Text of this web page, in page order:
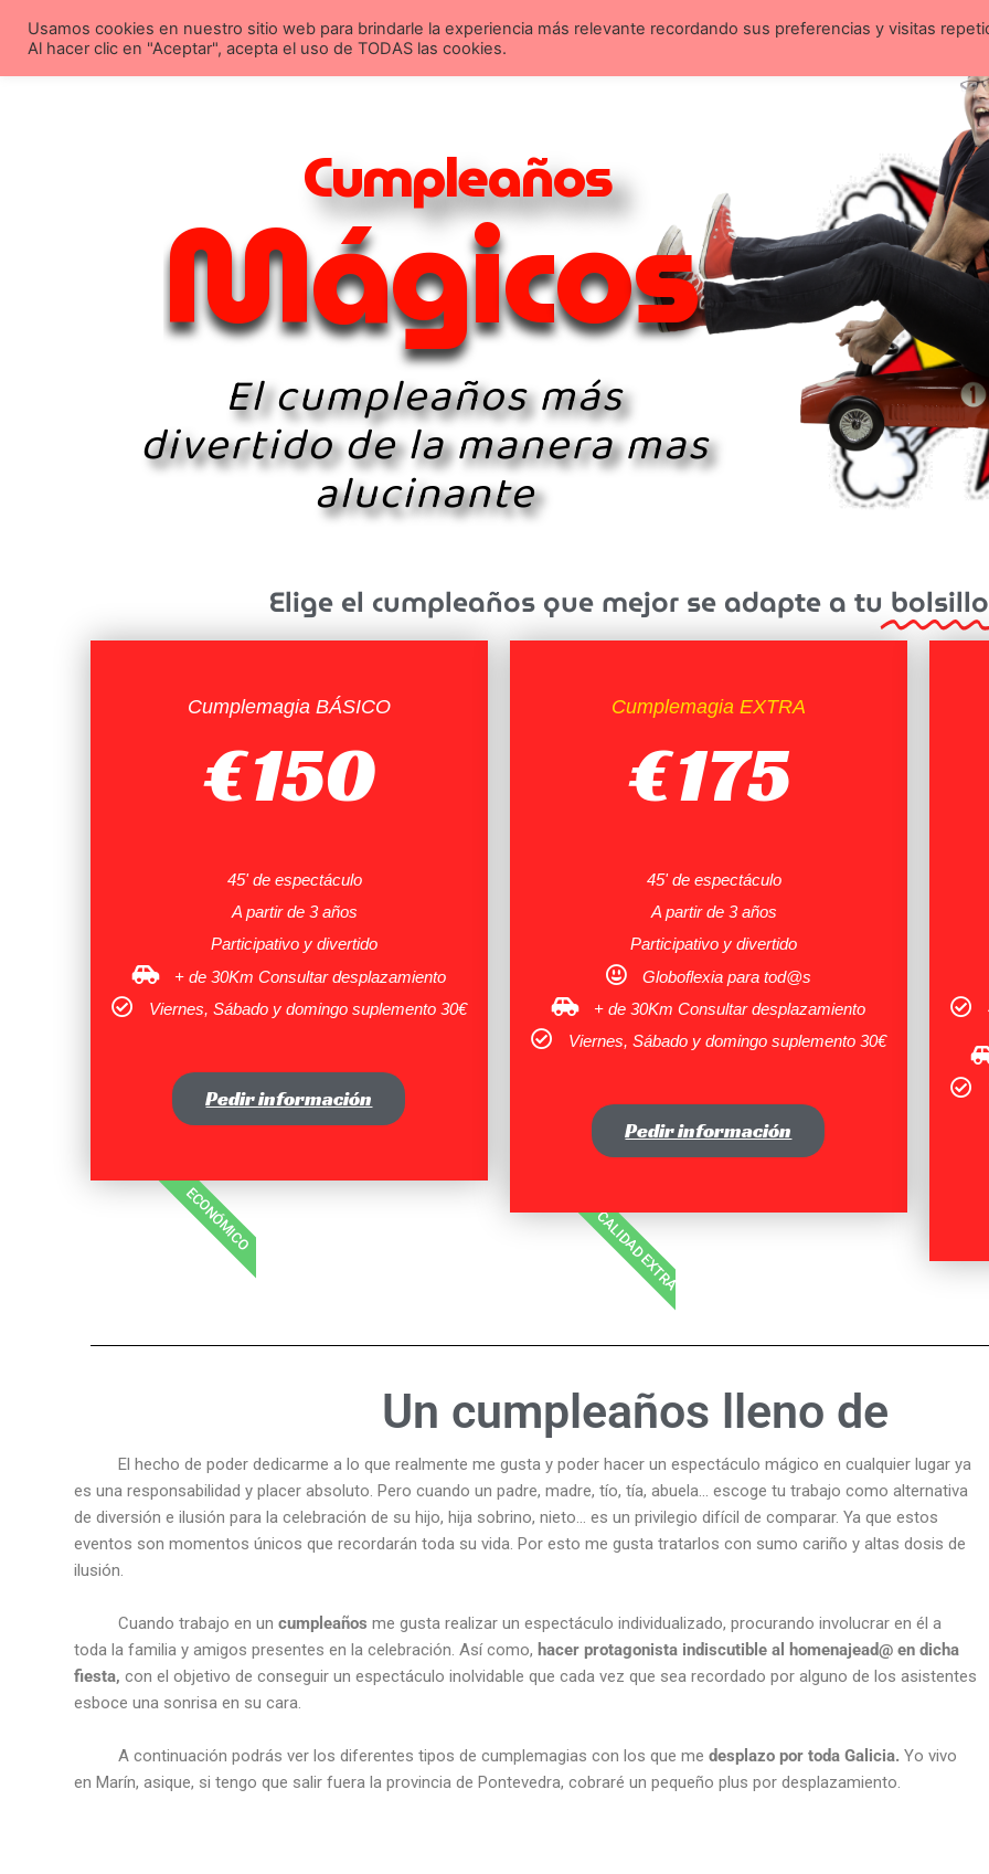
Click aquí para llamar Inicio Espectáculos Magia educativa
Mágicos
Cumpleaños
El cumpleaños más
divertido de la manera mas
alucinante
Elige el cumpleaños que mejor se adapte a tu bolsillo
Cumplemagia BÁSICO
€150
45' de espectáculo
A partir de 3 años
Participativo y divertido
+ de 30Km Consultar desplazamiento
Viernes, Sábado y domingo suplemento 30€
Pedir información
ECONÓMICO
Cumplemagia EXTRA
€175
45' de espectáculo
A partir de 3 años
Participativo y divertido
Globoflexia para tod@s
+ de 30Km Consultar desplazamiento
Viernes, Sábado y domingo suplemento 30€
Pedir información
CALIDAD EXTRA
Un cumpleaños lleno de
El hecho de poder dedicarme a lo que realmente me gusta y poder hacer un espectáculo mágico en cualquier lugar ya
es una responsabilidad y placer absoluto. Pero cuando un padre, madre, tío, tía, abuela… escoge tu trabajo como alternativa
de diversión e ilusión para la celebración de su hijo, hija sobrino, nieto… es un privilegio difícil de comparar. Ya que estos
eventos son momentos únicos que recordarán toda su vida. Por esto me gusta tratarlos con sumo cariño y altas dosis de
ilusión.
Cuando trabajo en uncumpleañosme gusta realizar un espectáculo individualizado, procurando involucrar en él a
toda la familia y amigos presentes en la celebración. Así como, hacer protagonista indiscutible al homenajead@ en dicha
fiesta, con el objetivo de conseguir un espectáculo inolvidable que cada vez que sea recordado por alguno de los asistentes
esboce una sonrisa en su cara.
A continuación podrás ver los diferentes tipos de cumplemagias con los que medesplazo por toda Galicia. Yo vivo
en Marín, asique, si tengo que salir fuera la provincia de Pontevedra, cobraré un pequeño plus por desplazamiento.
Usamos cookies en nuestro sitio web para brindarle la experiencia más relevante recordando sus preferencias y visitas
Al hacer clic en "Aceptar", acepta el uso de TODAS las cookies.